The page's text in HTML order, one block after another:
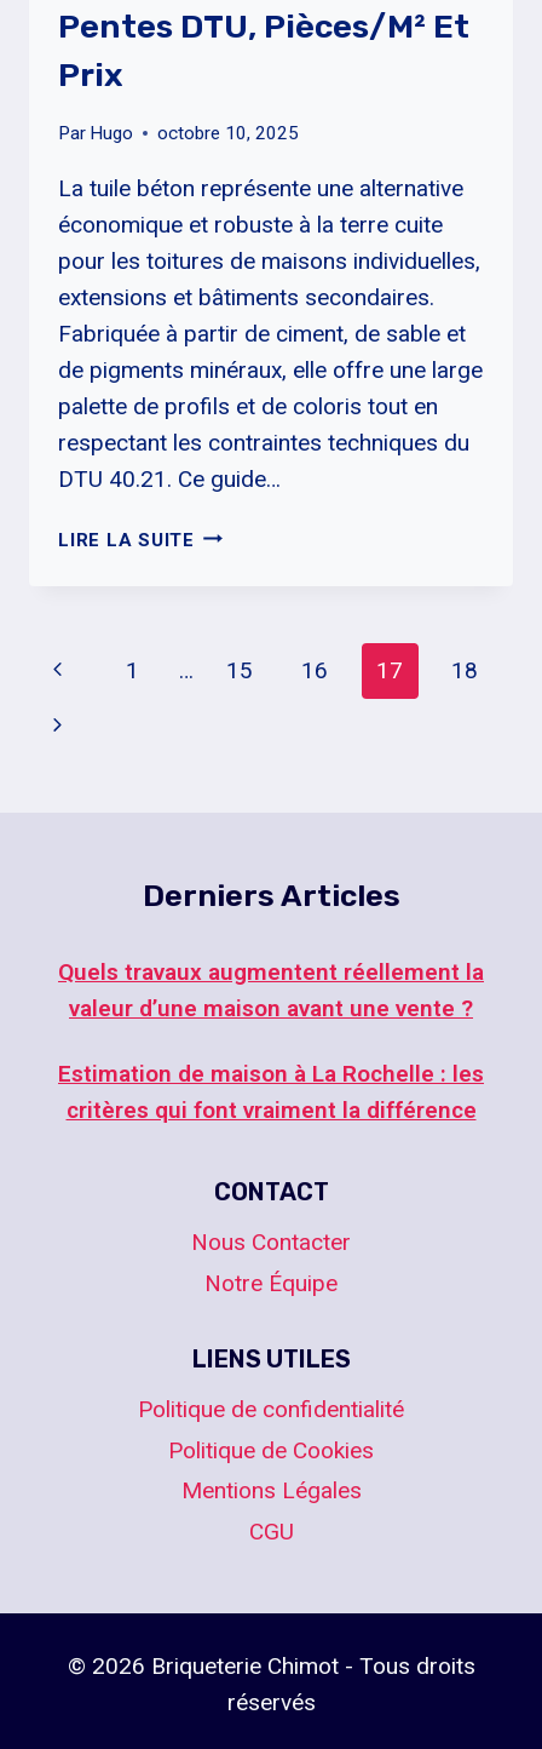
Pentes DTU, Pièces/m² Et
Prix
Par Hugo octobre 10, 2025
La tuile béton représente une alternative
économique et robuste à la terre cuite
pour les toitures de maisons individuelles,
extensions et bâtiments secondaires.
Fabriquée à partir de ciment, de sable et
de pigments minéraux, elle offre une large
palette de profils et de coloris tout en
respectant les contraintes techniques du
DTU 40.21. Ce guide…
LIRE LA SUITE TUILE
DTU,
Navigation
De
Page
précédente
1 … 15 16 17
18
Page
Derniers Articles
Quels travaux augmentent réellement la
valeur d’une maison avant une vente ?
Estimation de maison à La Rochelle : les
critères qui font vraiment la différence
CONTACT
Nous Contacter
Notre Équipe
LIENS UTILES
Politique de confidentialité
Politique de Cookies
Mentions Légales
CGU
© 2026 Briqueterie Chimot - Tous droits
réservés